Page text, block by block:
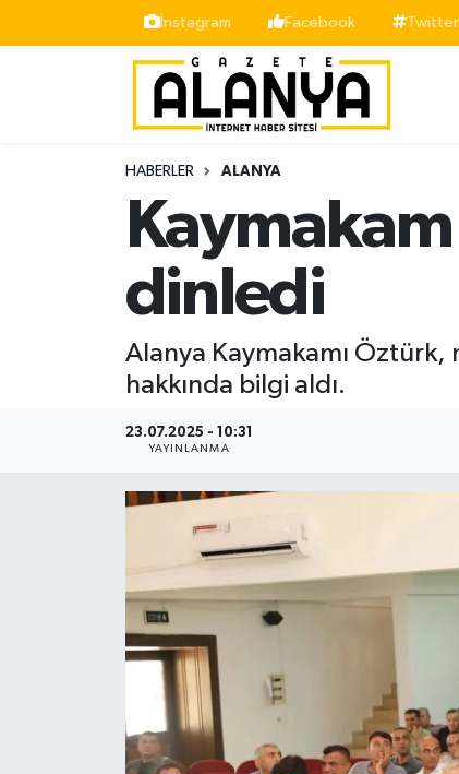
İnstagram Facebook Twitter
HABERLER ALANYA
dinledi
Alanya Kaymakamı
hakkında bilgi aldı.
23.07.2025 - 10:31
YAYINLANMA
İstanbul Nöbetçi Eczaneler
İstanbul Hava Durumu
Süper Lig Puan Durumu ve Fikstür
Tüm Manşetler
Son Dakika Haberleri